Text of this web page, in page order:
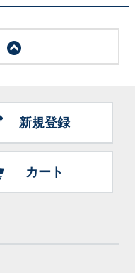
新規登録
カート